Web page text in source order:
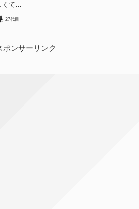
て違
い
方法を
27代目
ポンサーリンク